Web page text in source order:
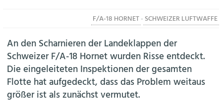
HELIKOPTER
BERUFE
AERO-KULTUR
F/A-18 HORNET- SCHWEIZER LUFTWAFFE
An den Scharnieren der Landeklappen der
Schweizer F/A-18 Hornet wurden Risse entdeckt.
Die eingeleiteten Inspektionen der gesamten
Flotte hat aufgedeckt, dass das Problem weitaus
größer ist als zunächst vermutet.